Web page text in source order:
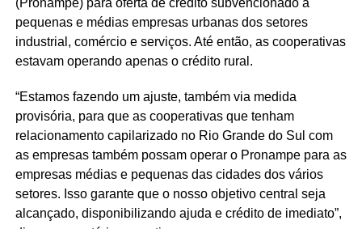
pequenas e médias empresas urbanas dos setores
industrial, comércio e serviços. Até então, as cooperativas
estavam operando apenas o crédito rural.
“Estamos fazendo um ajuste, também via medida
provisória, para que as cooperativas que tenham
relacionamento capilarizado no Rio Grande do Sul com
as empresas também possam operar o Pronampe para as
empresas médias e pequenas das cidades dos vários
setores. Isso garante que o nosso objetivo central seja
alcançado, disponibilizando ajuda e crédito de imediato”,